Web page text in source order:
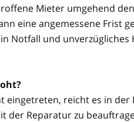
Mieter umgehend den
eine angemessene Frist
Notfall und unverzügliches
eingetreten, reicht es in der
der Reparatur zu